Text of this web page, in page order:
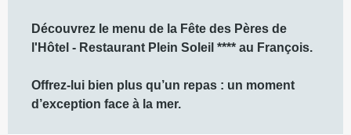
Découvrez le menu de la Fête des Pères de
l'Hôtel - Restaurant Plein Soleil **** au François.
Offrez-lui bien plus qu’un repas : un moment
d’exception face à la mer.